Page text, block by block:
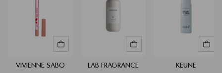
VIVIENNE SABO LAB FRAGRANCE KEUNE